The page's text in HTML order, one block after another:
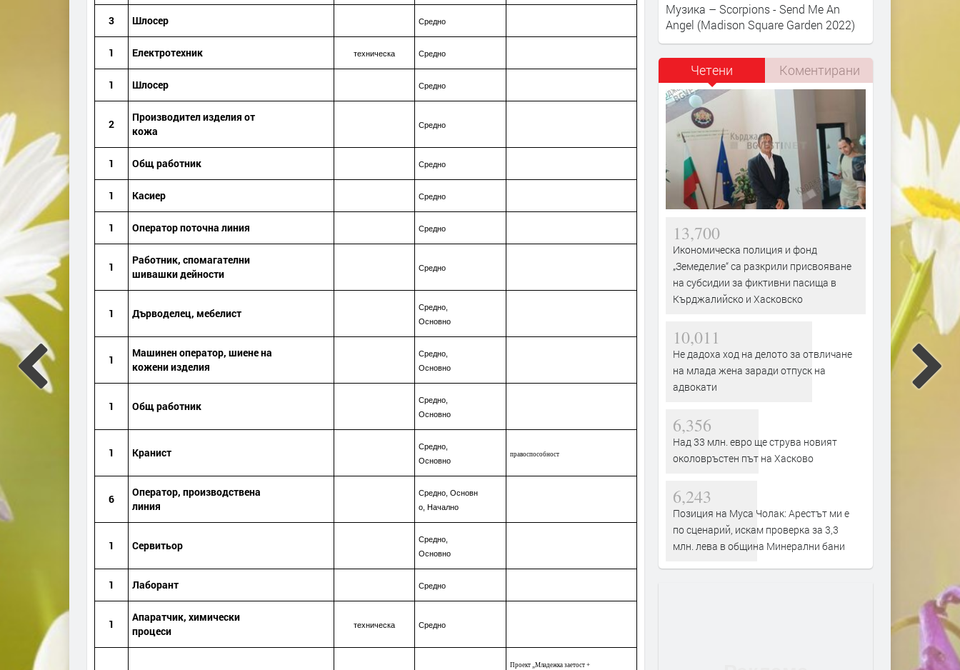
3 Шлосер Средно
1 Електротехник техническа Средно
1 Шлосер Средно
2
Производител изделия от
кожа
Средно
1 Общ работник Средно
1 Касиер Средно
1 Оператор поточна линия Средно
1
Работник, спомагателни
шивашки дейности Средно
1 Дърводелец, мебелист
Средно,
Основно
1
Машинен оператор, шиене на
кожени изделия
Средно,
Основно
1 Общ работник
Средно,
Основно
1 Кранист
Средно,
Основно
правоспособност
6
Оператор, производствена
линия
Средно, Основн
о, Начално
1 Сервитьор
Средно,
Основно
1 Лаборант Средно
1
Апаратчик, химически
процеси
техническа Средно
Проект „Младежка заетост +
Музика – Scorpions - Send Me An
Angel (Madison Square Garden 2022)
Четени Коментирани
13,700
Икономическа полиция и фонд
„Земеделие“ са разкрили присвояване
на субсидии за фиктивни пасища в
Кърджалийско и Хасковско
10,011
Не дадоха ход на делото за отвличане
на млада жена заради отпуск на
адвокати
6,356
Над 33 млн. евро ще струва новият
околовръстен път на Хасково
6,243
Позиция на Муса Чолак: Арестът ми е
по сценарий, искам проверка за 3,3
млн. лева в община Минерални бани